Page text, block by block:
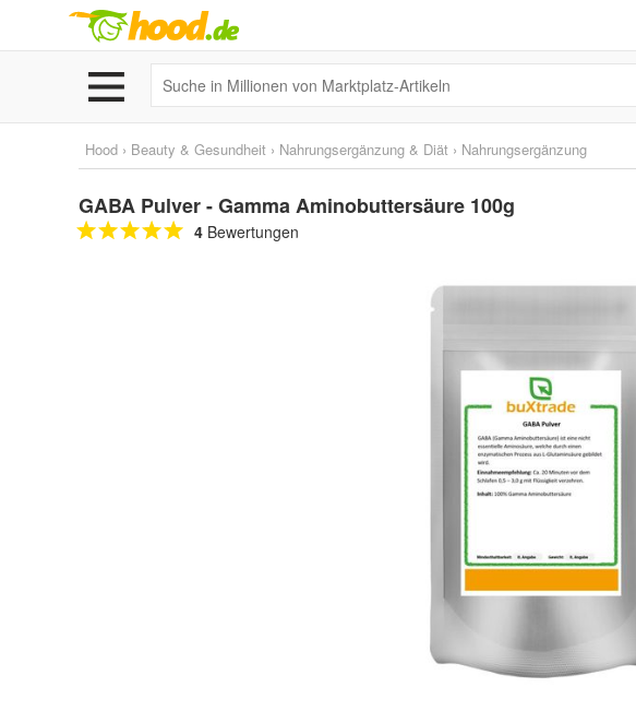
Hood › Beauty & Gesundheit › Nahrungsergänzung & Diät › Nahrungsergänzung
GABA Pulver - Gamma Aminobuttersäure 100g
4 Bewertungen